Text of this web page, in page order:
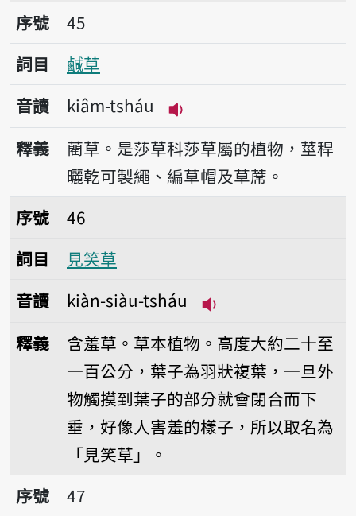
序號45鹹草
序號
45
詞目
鹹草
音讀
kiâm-tsháu
播放音讀kiâm-tsháu
釋義
藺草。是莎草科莎草屬的植物，莖稈
曬乾可製繩、編草帽及草蓆。
序號46見笑草
序號
46
詞目
見笑草
音讀
kiàn-siàu-tsháu
釋義
含羞草。草本植物。高度大約二十至
一百公分，葉子為羽狀複葉，一旦外
物觸摸到葉子的部分就會閉合而下
垂，好像人害羞的樣子，所以取名為
「見笑草」。
序號47金線蓮
序號 47